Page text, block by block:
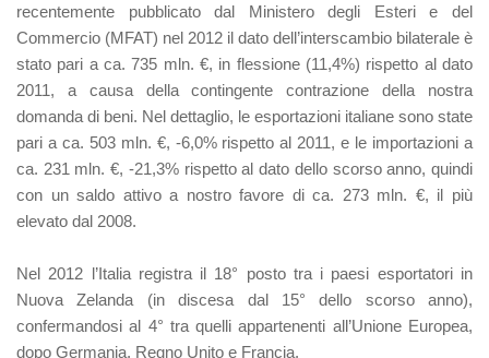
recentemente pubblicato dal Ministero degli Esteri e del
Commercio (MFAT) nel 2012 il dato dell’interscambio bilaterale è
stato pari a ca. 735 mln. €, in flessione (11,4%) rispetto al dato
2011, a causa della contingente contrazione della nostra
domanda di beni. Nel dettaglio, le esportazioni italiane sono state
pari a ca. 503 mln. €, -6,0% rispetto al 2011, e le importazioni a
ca. 231 mln. €, -21,3% rispetto al dato dello scorso anno, quindi
con un saldo attivo a nostro favore di ca. 273 mln. €, il più
elevato dal 2008.
Nel 2012 l’Italia registra il 18° posto tra i paesi esportatori in
Nuova Zelanda (in discesa dal 15° dello scorso anno),
confermandosi al 4° tra quelli appartenenti all’Unione Europea,
dopo Germania, Regno Unito e Francia.